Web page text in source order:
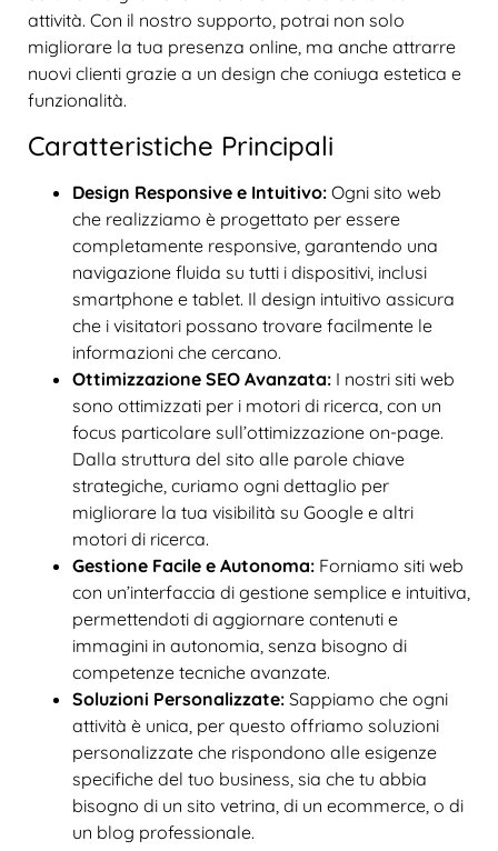
attività. Con il nostro supporto, potrai non solo
migliorare la tua presenza online, ma anche attrarre
nuovi clienti grazie a un design che coniuga estetica e
funzionalità.
Caratteristiche Principali
Design Responsive e Intuitivo: Ogni sito web
che realizziamo è progettato per essere
completamente responsive, garantendo una
navigazione fluida su tutti i dispositivi, inclusi
smartphone e tablet. Il design intuitivo assicura
che i visitatori possano trovare facilmente le
informazioni che cercano.
Ottimizzazione SEO Avanzata: I nostri siti web
sono ottimizzati per i motori di ricerca, con un
focus particolare sull’ottimizzazione on-page.
Dalla struttura del sito alle parole chiave
strategiche, curiamo ogni dettaglio per
migliorare la tua visibilità su Google e altri
motori di ricerca.
Gestione Facile e Autonoma: Forniamo siti web
con un’interfaccia di gestione semplice e intuitiva,
permettendoti di aggiornare contenuti e
immagini in autonomia, senza bisogno di
competenze tecniche avanzate.
Soluzioni Personalizzate: Sappiamo che ogni
attività è unica, per questo offriamo soluzioni
personalizzate che rispondono alle esigenze
specifiche del tuo business, sia che tu abbia
bisogno di un sito vetrina, di un ecommerce, o di
un blog professionale.